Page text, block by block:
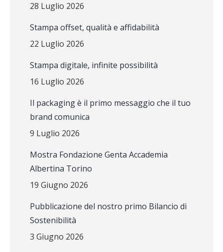
28 Luglio 2026
Stampa offset, qualità e affidabilità
22 Luglio 2026
Stampa digitale, infinite possibilità
16 Luglio 2026
Il packaging è il primo messaggio che il tuo
brand comunica
9 Luglio 2026
Mostra Fondazione Genta Accademia
Albertina Torino
19 Giugno 2026
Pubblicazione del nostro primo Bilancio di
Sostenibilità
3 Giugno 2026